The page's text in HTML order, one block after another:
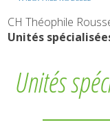
CH Théophile
Unités
Unités